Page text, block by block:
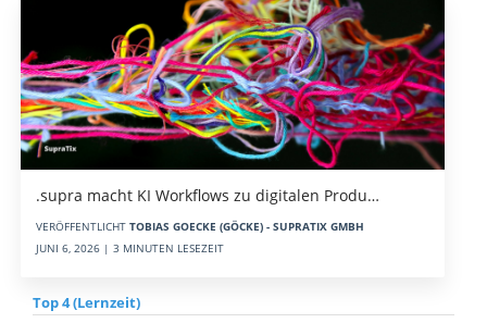
.supra macht KI Workflows zu digitalen Produ…
VERÖFFENTLICHT TOBIAS GOECKE (GÖCKE) - SUPRATIX GMBH
JUNI 6, 2026 | 3 MINUTEN LESEZEIT
Top 4 (Lernzeit)